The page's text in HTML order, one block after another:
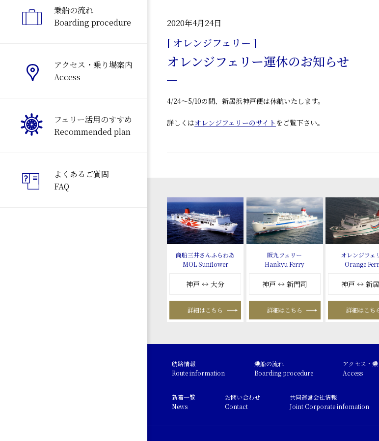
乗船の流れ
Boarding procedure
アクセス・乗り場案内
Access
フェリー活用のすすめ
Recommended plan
よくあるご質問
FAQ
2020年4月24日
[ オレンジフェリー ]
オレンジフェリー運休のお知らせ
4/24～5/10の間、新居浜神戸便は休航いたします。
詳しくはオレンジフェリーのサイト をご覧下さい。
商船三井さんふらわあ
MOL Sunflower
神戸 ↔ 大分
詳細はこちら
阪九フェリー
Hankyu Ferry
神戸 ↔ 新門司
詳細はこちら
オレンジフェ
Orange
神戸 ↔ 新
詳細はこち
航路情報
Route information
乗船の流れ
Boarding procedure
アクセス・
Access
新着一覧
News
お問い合わせ
Contact
共同運営会社情報
Joint Corporate infomation